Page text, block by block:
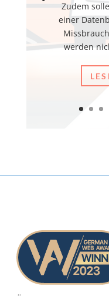
Zudem
einer
werden